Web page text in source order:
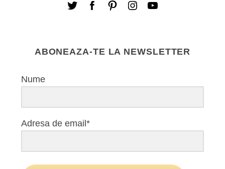
ABONEAZA-TE LA NEWSLETTER
Nume
Adresa de email*